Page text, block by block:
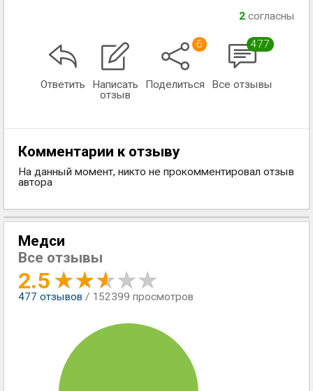
2 согласны
Ответить
Написать
отзыв
6
Поделиться
477
Все отзывы
Комментарии к отзыву
На данный момент, никто не прокомментировал отзыв
автора
Медси
Все отзывы
2.5
477 отзывов / 152399 просмотров